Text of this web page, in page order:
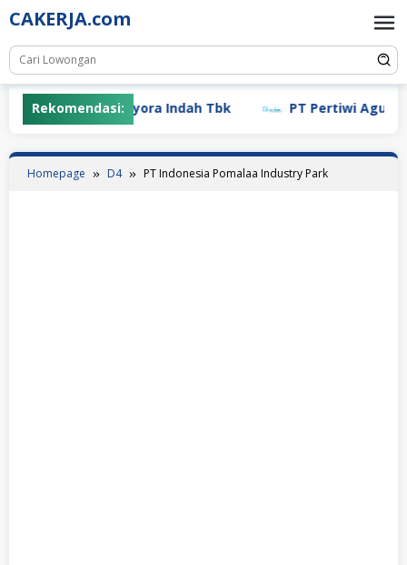
Skip
to
content
CAKERJA.com
Rekomendasi:
PT Mayora Indah Tbk PT Pertiwi Agung
Homepage D4 PT Indonesia Pomalaa Industry Park